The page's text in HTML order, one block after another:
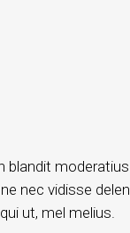
nec vidisse
ut, mel melius.